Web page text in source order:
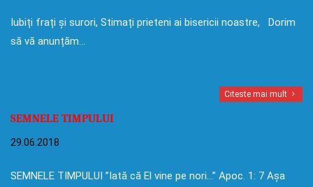
Iubiți frați și surori, Stimați prieteni ai bisericii noastre, Dorim
să vă anunțăm…
Citeste mai mult
SEMNELE TIMPULUI
29.06.2018
SEMNELE TIMPULUI ”Iată că El vine pe nori…” Apoc. 1: 7 Așa